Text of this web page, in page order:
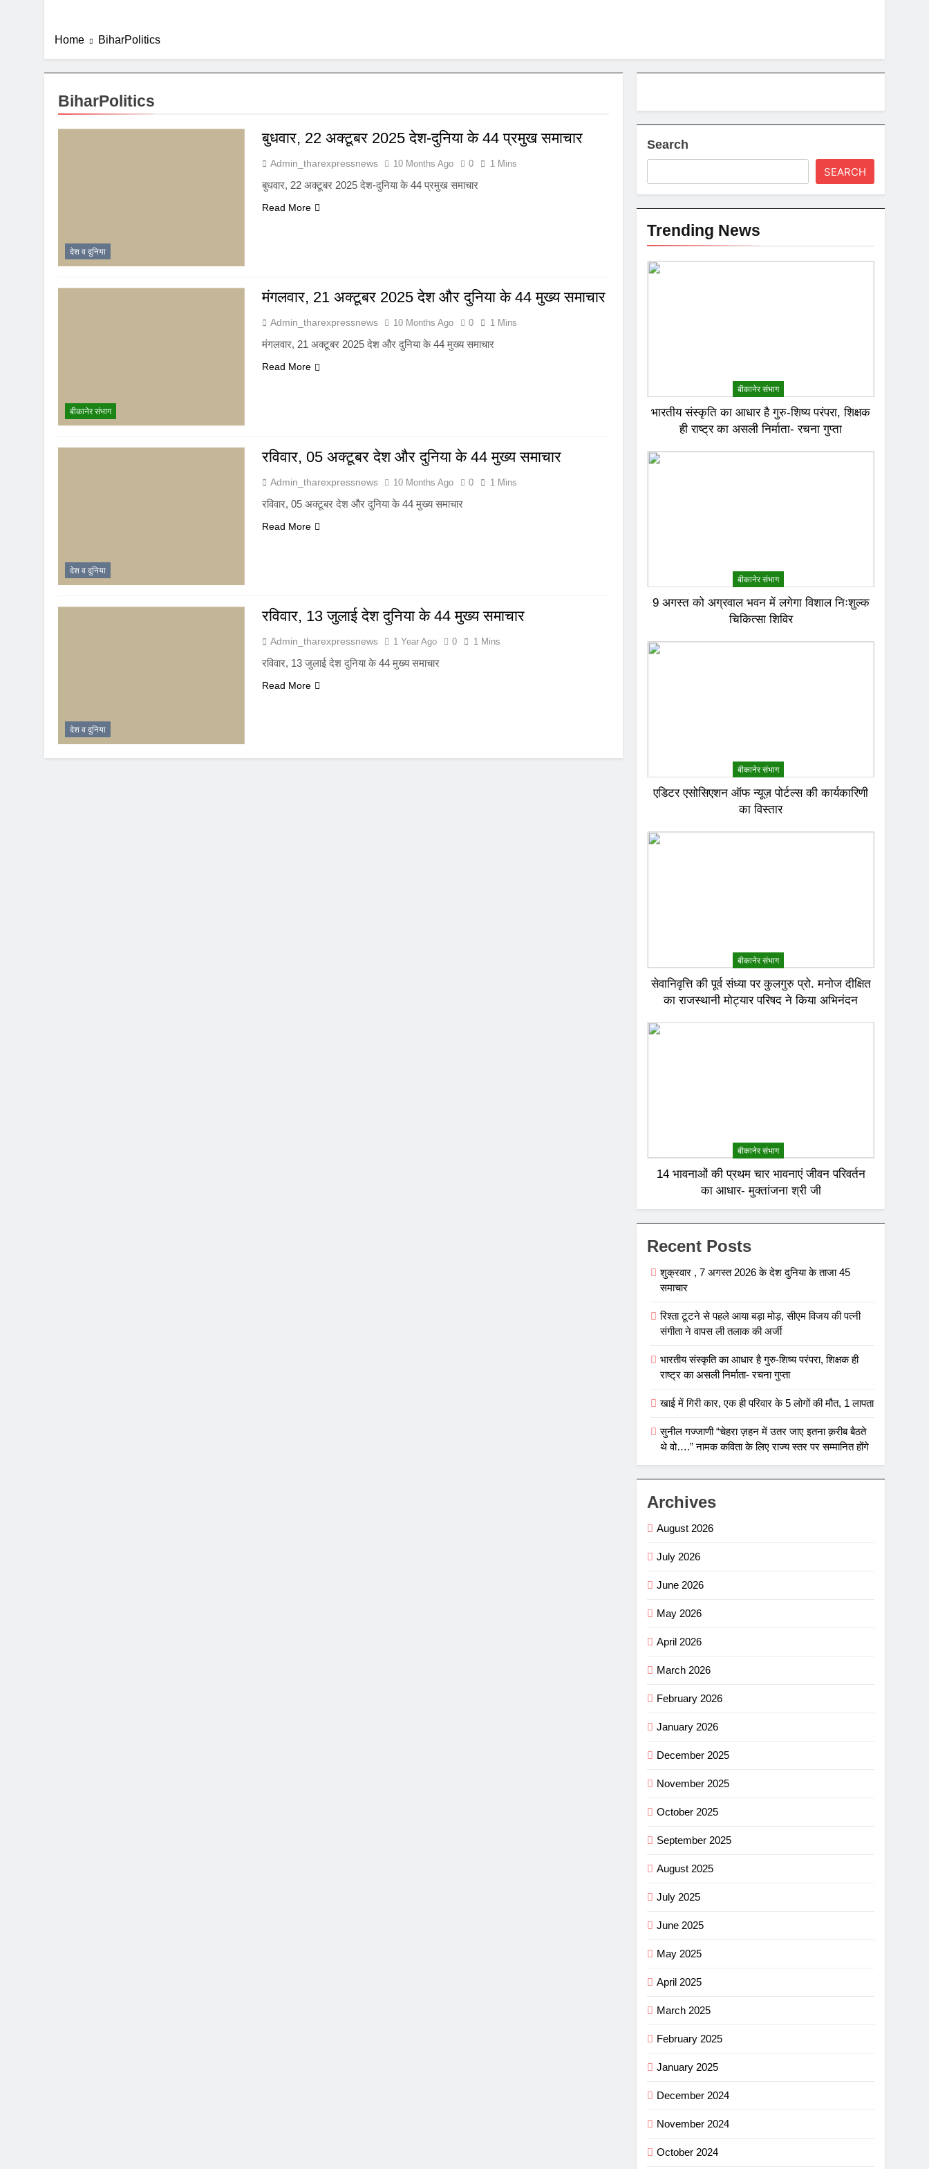
Home BiharPolitics
BiharPolitics
देश व दुनिया
बुधवार, 22 अक्टूबर 2025 देश-दुनिया के 44 प्रमुख समाचार
Admin_tharexpressnews 10 Months Ago 0 1 Mins
बुधवार, 22 अक्टूबर 2025 देश-दुनिया के 44 प्रमुख समाचार
Read More
बीकानेर संभाग
मंगलवार, 21 अक्टूबर 2025 देश और दुनिया के 44 मुख्य समाचार
Admin_tharexpressnews 10 Months Ago 0 1 Mins
मंगलवार, 21 अक्टूबर 2025 देश और दुनिया के 44 मुख्य समाचार
Read More
देश व दुनिया
रविवार, 05 अक्टूबर देश और दुनिया के 44 मुख्य समाचार
Admin_tharexpressnews 10 Months Ago 0 1 Mins
रविवार, 05 अक्टूबर देश और दुनिया के 44 मुख्य समाचार
Read More
देश व दुनिया
रविवार, 13 जुलाई देश दुनिया के 44 मुख्य समाचार
Admin_tharexpressnews 1 Year Ago 0 1 Mins
रविवार, 13 जुलाई देश दुनिया के 44 मुख्य समाचार
Read More
Search
SEARCH
Trending News
बीकानेर संभाग
भारतीय संस्कृति का आधार है गुरु-शिष्य परंपरा, शिक्षक
ही राष्ट्र का असली निर्माता- रचना गुप्ता
बीकानेर संभाग
9 अगस्त को अग्रवाल भवन में लगेगा विशाल निःशुल्क
चिकित्सा शिविर
बीकानेर संभाग
एडिटर एसोसिएशन ऑफ न्यूज़ पोर्टल्स की कार्यकारिणी
का विस्तार
बीकानेर संभाग
सेवानिवृत्ति की पूर्व संध्या पर कुलगुरु प्रो. मनोज दीक्षित
का राजस्थानी मोट्यार परिषद ने किया अभिनंदन
बीकानेर संभाग
14 भावनाओं की प्रथम चार भावनाएं जीवन परिवर्तन
का आधार- मुक्तांजना श्री जी
Recent Posts
शुक्रवार , 7 अगस्त 2026 के देश दुनिया के ताजा 45
समाचार
रिश्ता टूटने से पहले आया बड़ा मोड़, सीएम विजय की पत्नी
संगीता ने वापस ली तलाक की अर्जी
भारतीय संस्कृति का आधार है गुरु-शिष्य परंपरा, शिक्षक ही
राष्ट्र का असली निर्माता- रचना गुप्ता
खाई में गिरी कार, एक ही परिवार के 5 लोगों की मौत, 1 लापता
सुनील गज्जाणी “चेहरा ज़हन में उतर जाए इतना क़रीब बैठते
थे वो….” नामक कविता के लिए राज्य स्तर पर सम्मानित होंगे
Archives
August 2026
July 2026
June 2026
May 2026
April 2026
March 2026
February 2026
January 2026
December 2025
November 2025
October 2025
September 2025
August 2025
July 2025
June 2025
May 2025
April 2025
March 2025
February 2025
January 2025
December 2024
November 2024
October 2024